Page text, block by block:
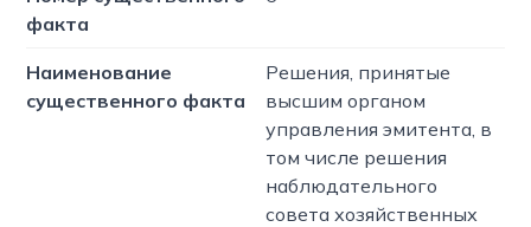
факта
Наименование
существенного факта
Решения, принятые
высшим органом
управления эмитента, в
том числе решения
наблюдательного
совета хозяйственных